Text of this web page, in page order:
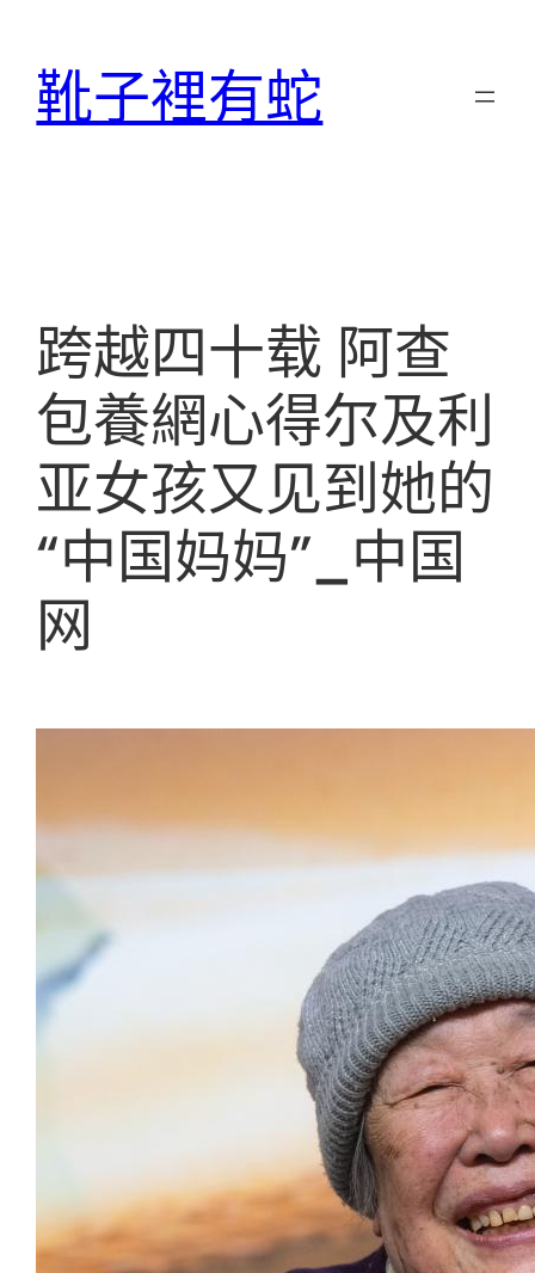
靴子裡有蛇
跨越四十载 阿查
包養網心得尔及利
亚女孩又见到她的
“中国妈妈”_中国
网